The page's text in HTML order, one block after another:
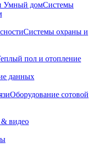
Системы
Системы охраны и
пол и отопление
данных
Оборудование сотовой
видео